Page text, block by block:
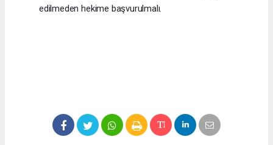
edilmeden hekime başvurulmalı.